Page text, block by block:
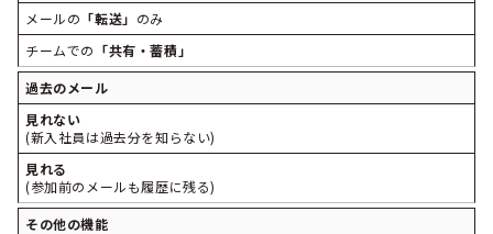
メールの 「転送」 のみ
チームでの 「共有・蓄積」
過去のメール
見れない
(新入社員は過去分を知らない)
見れる
(参加前のメールも履歴に残る)
その他の機能